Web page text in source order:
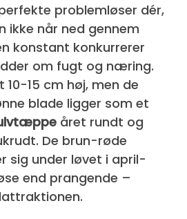
problemløser dér,
når ned gennem
konstant konkurrerer
om fugt og næring.
10-15 cm høj, men de
blade ligger som et
året rundt og
De brun-røde
sig under løvet i april-
end prangende –